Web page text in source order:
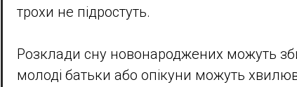
трохи не підростуть.
Розклади сну новонароджених можуть
молоді батьки або опікуни можуть